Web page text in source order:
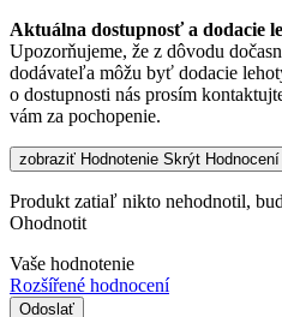
Aktuálna dostupnosť a dodacie
Upozorňujeme, že z dôvodu
dodávateľa môžu byť dodacie
o dostupnosti nás prosím
vám za pochopenie.
zobraziť Hodnotenie Skrýt Hodnocení
Produkt zatiaľ nikto nehodnotil,
Ohodnotit
Vaše hodnotenie
Rozšířené hodnocení
Odoslať